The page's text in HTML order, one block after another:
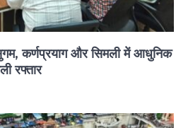
कर्णप्रयाग और सिमली में आधुनिक
रफ्तार